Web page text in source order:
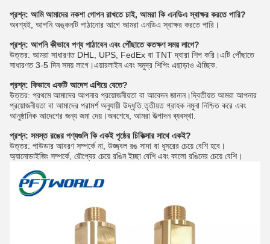
প্রশ্ন: আমি আমাদের নকশা গোপন রাখতে চাই, আমরা কি এনডিএ স্বাক্ষর করতে পারি?
অবশ্যই, আপনি অঙ্কনটি পাঠানোর আগে আমরা এনডিএ স্বাক্ষর করতে পারি।
প্রশ্ন: আপনি কীভাবে পণ্য পাঠাবেন এবং পৌঁছাতে কতক্ষণ সময় লাগে?
উত্তর: আমরা সাধারণত DHL, UPS, FedEx বা TNT দ্বারা শিপ করি।এটি পৌঁছাতে
সাধারণত 3-5 দিন সময় লাগে।এয়ারলাইন এবং সমুদ্র শিপিং এছাড়াও ঐচ্ছিক.
প্রশ্ন: কিভাবে একটি আদেশ এগিয়ে যেতে?
উত্তর: প্রথমে আমাদের আপনার প্রয়োজনীয়তা বা আবেদন জানান।দ্বিতীয়ত আমরা আপনার
প্রয়োজনীয়তা বা আমাদের পরামর্শ অনুযায়ী উদ্ধৃতি.তৃতীয়ত গ্রাহক নমুনা নিশ্চিত করে এবং
আনুষ্ঠানিক আদেশের জন্য জমা দেয়।অবশেষে, আমরা উত্পাদন ব্যবস্থা.
প্রশ্ন: সমস্ত রঙের পণ্যগুলি কি একই পৃষ্ঠের চিকিত্সার সাথে একই?
উত্তর: পাউডার আবরণ সম্পর্কে না, উজ্জ্বল রঙ সাদা বা ধূসরের চেয়ে বেশি হবে।
অ্যানোডাইজিং সম্পর্কে, রৌপ্যের চেয়ে রঙিন ইচ্ছা বেশি এবং কালো রঙিনের চেয়ে বেশি।